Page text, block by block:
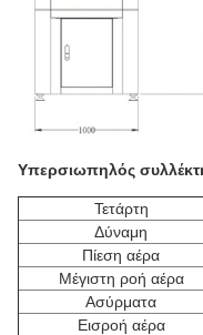
Υπερσιωπηλός
Τετάρτη
Δύναμη
Πίεση αέρα
Μέγιστη ροή αέρα
Ασύρματα
Εισροή αέρα